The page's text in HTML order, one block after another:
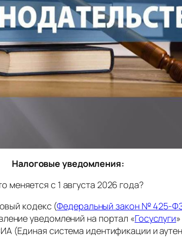
Налоговые уведомления:
меняется с 1 августа 2026 года?
кодекс (Федеральный закон № 425-
уведомлений на портал «Госуслуги
(Единая система идентификации и